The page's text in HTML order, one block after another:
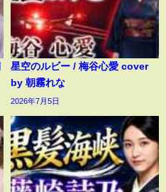
星空のルビー / 梅谷心愛 cover
by 朝霧れな
2026年7月5日